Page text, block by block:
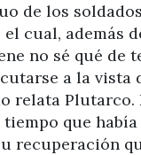
de los
cual, además
no sé qué de
a la vista
relata Plutarco.
que
recuperación